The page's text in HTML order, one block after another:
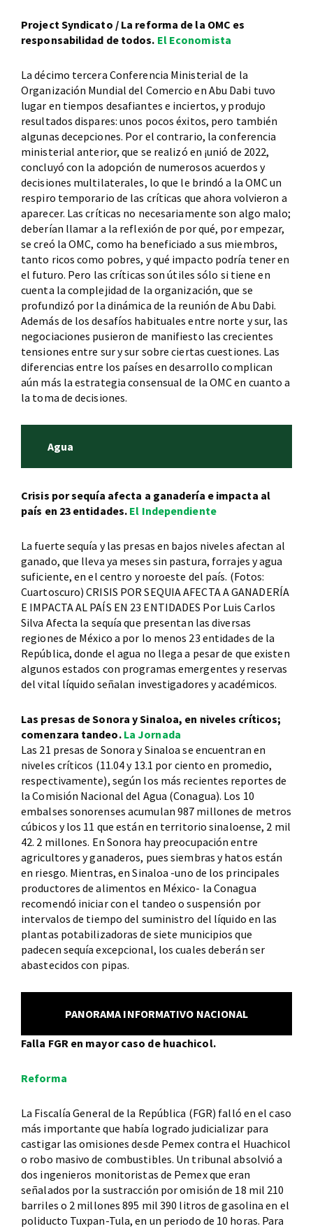
Project Syndicato / La reforma de la OMC es
responsabilidad de todos. El Economista
La décimo tercera Conferencia Ministerial de la
Organización Mundial del Comercio en Abu Dabi tuvo
lugar en tiempos desafiantes e inciertos, y produjo
resultados dispares: unos pocos éxitos, pero también
algunas decepciones. Por el contrario, la conferencia
ministerial anterior, que se realizó en ¡unió de 2022,
concluyó con la adopción de numerosos acuerdos y
decisiones multilaterales, lo que le brindó a la OMC un
respiro temporario de las críticas que ahora volvieron a
aparecer. Las críticas no necesariamente son algo malo;
deberían llamar a la reflexión de por qué, por empezar,
se creó la OMC, como ha beneficiado a sus miembros,
tanto ricos como pobres, y qué impacto podría tener en
el futuro. Pero las críticas son útiles sólo si tiene en
cuenta la complejidad de la organización, que se
profundizó por la dinámica de la reunión de Abu Dabi.
Además de los desafíos habituales entre norte y sur, las
negociaciones pusieron de manifiesto las crecientes
tensiones entre sur y sur sobre ciertas cuestiones. Las
diferencias entre los países en desarrollo complican
aún más la estrategia consensual de la OMC en cuanto a
la toma de decisiones.
Agua
Crisis por sequía afecta a ganadería e impacta al
país en 23 entidades. El Independiente
La fuerte sequía y las presas en bajos niveles afectan al
ganado, que lleva ya meses sin pastura, forrajes y agua
suficiente, en el centro y noroeste del país. (Fotos:
Cuartoscuro) CRISIS POR SEQUIA AFECTA A GANADERÍA
E IMPACTA AL PAÍS EN 23 ENTIDADES Por Luis Carlos
Silva Afecta la sequía que presentan las diversas
regiones de México a por lo menos 23 entidades de la
República, donde el agua no llega a pesar de que existen
algunos estados con programas emergentes y reservas
del vital líquido señalan investigadores y académicos.
Las presas de Sonora y Sinaloa, en niveles críticos;
comenzara tandeo. La Jornada
Las 21 presas de Sonora y Sinaloa se encuentran en
niveles críticos (11.04 y 13.1 por ciento en promedio,
respectivamente), según los más recientes reportes de
la Comisión Nacional del Agua (Conagua). Los 10
embalses sonorenses acumulan 987 millones de metros
cúbicos y los 11 que están en territorio sinaloense, 2 mil
42. 2 millones. En Sonora hay preocupación entre
agricultores y ganaderos, pues siembras y hatos están
en riesgo. Mientras, en Sinaloa -uno de los principales
productores de alimentos en México- la Conagua
recomendó iniciar con el tandeo o suspensión por
intervalos de tiempo del suministro del líquido en las
plantas potabilizadoras de siete municipios que
padecen sequía excepcional, los cuales deberán ser
abastecidos con pipas.
PANORAMA INFORMATIVO NACIONAL
Falla FGR en mayor caso de huachicol.
Reforma
La Fiscalía General de la República (FGR) falló en el caso
más importante que había logrado judicializar para
castigar las omisiones desde Pemex contra el Huachicol
o robo masivo de combustibles. Un tribunal absolvió a
dos ingenieros monitoristas de Pemex que eran
señalados por la sustracción por omisión de 18 mil 210
barriles o 2 millones 895 mil 390 litros de gasolina en el
poliducto Tuxpan-Tula, en un periodo de 10 horas. Para